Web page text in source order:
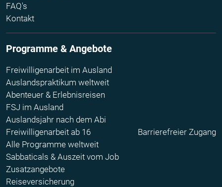
FAQ's
Kontakt
Programme & Angebote
Freiwilligenarbeit im Ausland
Auslandspraktikum weltweit
Abenteuer & Erlebnisreisen
FSJ im Ausland
Auslandsjahr nach dem Abi
Freiwilligenarbeit ab 16
Alle Programme weltweit
Sabbaticals & Auszeit vom Job
Zusatzangebote
Reiseversicherung
Barrierefreier Zugang